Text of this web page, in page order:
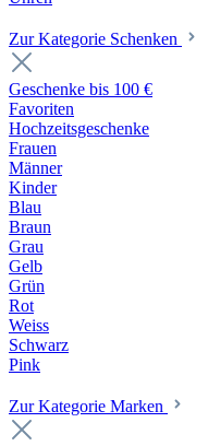
Zur Kategorie Schenken
Geschenke bis 100 €
Favoriten
Hochzeitsgeschenke
Frauen
Männer
Kinder
Blau
Braun
Grau
Gelb
Grün
Rot
Weiss
Schwarz
Pink
Zur Kategorie Marken